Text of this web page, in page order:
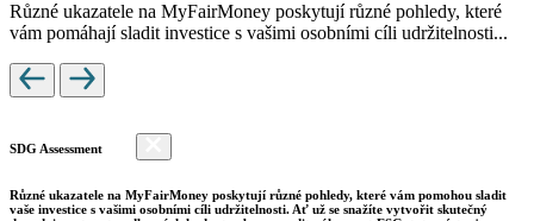
Různé ukazatele na MyFairMoney poskytují různé pohledy, které
vám pomáhají sladit investice s vašimi osobními cíli udržitelnosti...
SDG Assessment
Různé ukazatele na MyFairMoney poskytují různé pohledy, které vám pomohou sladit
vaše investice s vašimi osobními cíli udržitelnosti. Ať už se snažíte vytvořit skutečný